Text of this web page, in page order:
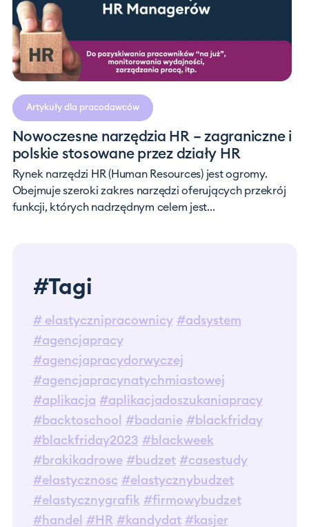
Artykuły dla pracodawców
Nowoczesne narzędzia HR – zagraniczne i
polskie stosowane przez działy HR
Rynek narzędzi HR (Human Resources) jest ogromy.
Obejmuje szeroki zakres narzędzi oferujących przekrój
funkcji, których nadrzędnym celem jest...
#Tagi
# elastycznipracownicy #adsystem
#agencjapracy
#agencjapracydorwyczej
#agencjapracynatychmiastowej
#aplikacja #aplikacjadoszukaniapracy
#backtoschool
#badanie #blackfriday
#blackfriday2023 #blackweek
#brakikadrowe #budzet #casestudy
#elastycznosc #elastycznybudzet
#elastycznygrafik #firmowybudzet
#handel #HR #kandydat #kasjer